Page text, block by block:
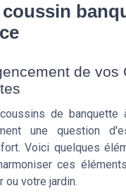
de vos
de banquette
une question
Voici quelques
ces
ou votre jardin.